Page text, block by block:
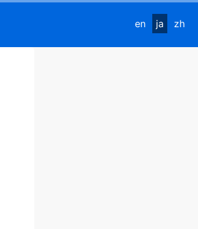
en ja zh